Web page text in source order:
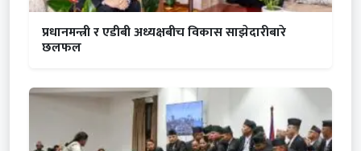
प्रधानमन्त्री र एडीबी अध्यक्षबीच विकास साझेदारीबारे
छलफल